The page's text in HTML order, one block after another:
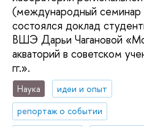
(международный семинар
состоялся доклад
ВШЭ Дарьи Чагановой
акваторий в советском
гг.».
Наука
идеи и опыт
репортаж о событии